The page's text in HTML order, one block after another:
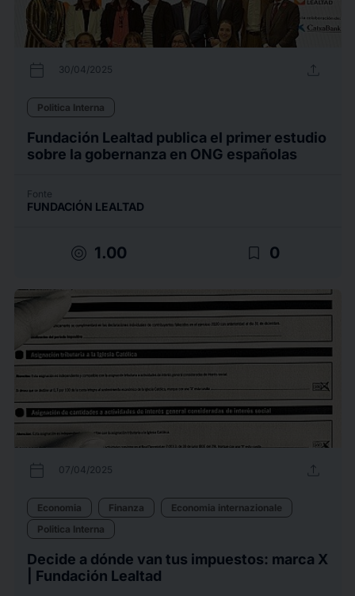
calendar_today 30/04/2025 upload
Politica Interna
Fundación Lealtad publica el primer estudio
sobre la gobernanza en ONG españolas
Fonte
FUNDACIÓN LEALTAD
target 1.00 bookmark_border 0
calendar_today 07/04/2025 upload
Economia Finanza
Economia internazionale
Politica Interna
Decide a dónde van tus impuestos: marca X
| Fundación Lealtad